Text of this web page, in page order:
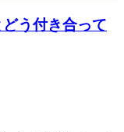
う付き合って